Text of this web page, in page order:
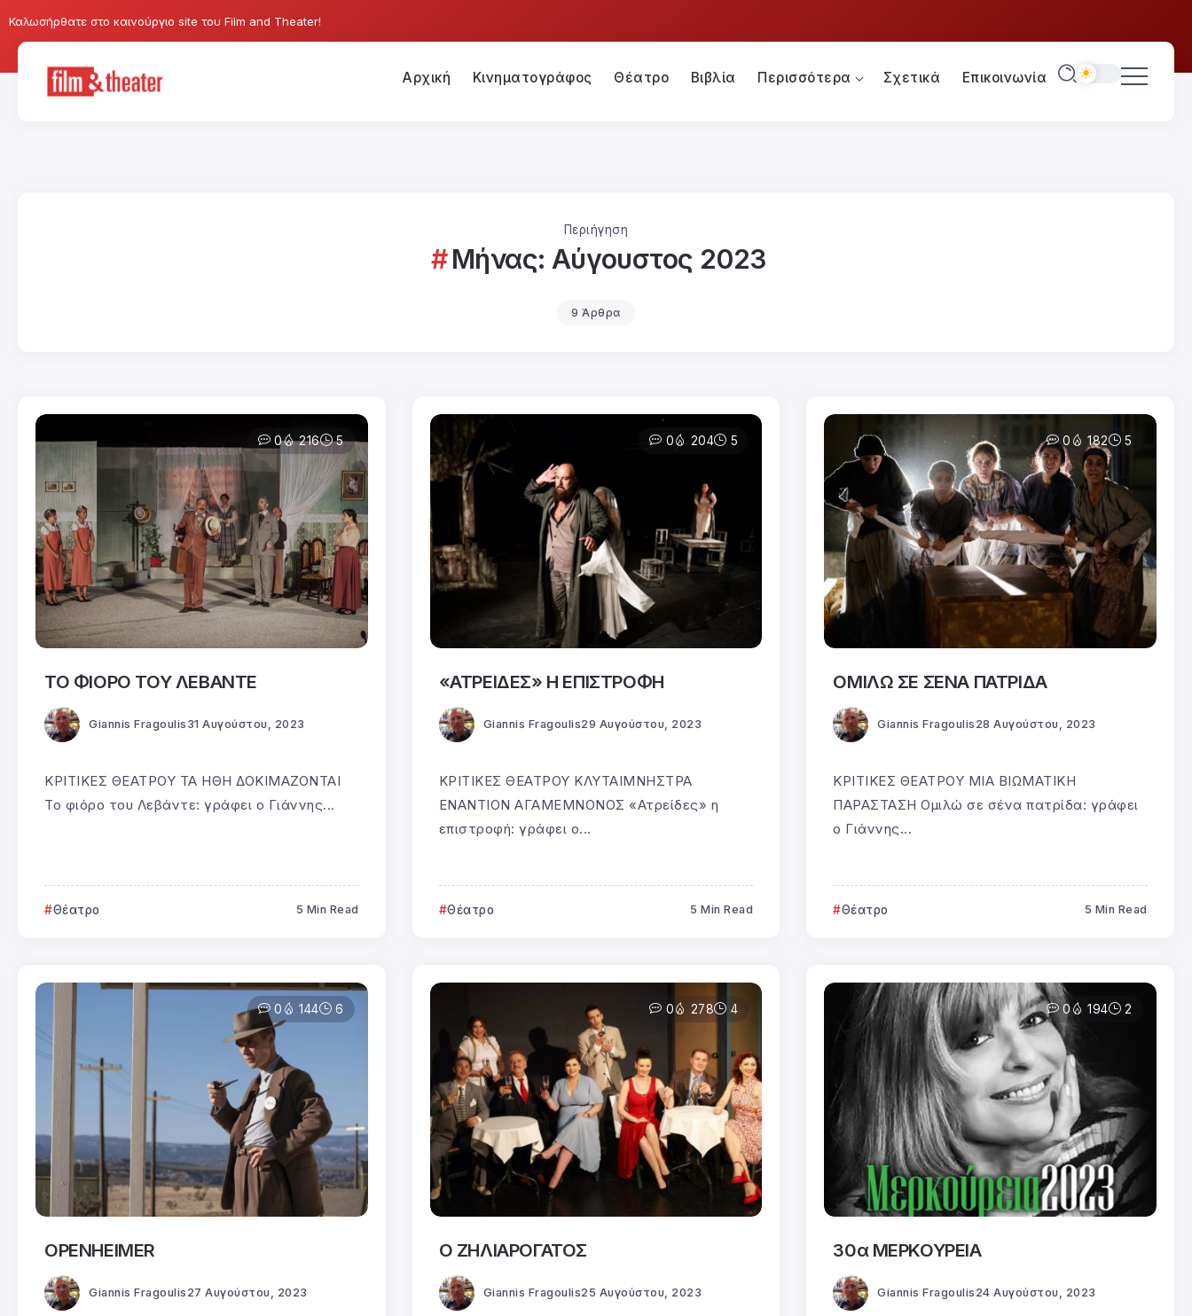
Καλωσήρθατε στο καινούργιο site του Film and Theater!
Αρχική Κινηματογράφος Θέατρο Βιβλία Περισσότερα Σχετικά Επικοινωνία
Περιήγηση
Μήνας: Αύγουστος 2023
9 Άρθρα
0 216 5
ΤΟ ΦΙΟΡΟ ΤΟΥ ΛΕΒΑΝΤΕ
Giannis Fragoulis 31 Αυγούστου, 2023
ΚΡΙΤΙΚΕΣ ΘΕΑΤΡΟΥ ΤΑ ΗΘΗ ΔΟΚΙΜΑΖΟΝΤΑΙ
Το φιόρο του Λεβάντε: γράφει ο Γιάννης...
Θέατρο 5 Min Read
0 204 5
«ΑΤΡΕΙΔΕΣ» Η ΕΠΙΣΤΡΟΦΗ
Giannis Fragoulis29 Αυγούστου, 2023
ΚΡΙΤΙΚΕΣ ΘΕΑΤΡΟΥ ΚΛΥΤΑΙΜΝΗΣΤΡΑ
ΕΝΑΝΤΙΟΝ ΑΓΑΜΕΜΝΟΝΟΣ «Ατρείδες» η
επιστροφή: γράφει ο...
Θέατρο 5 Min Read
0 182 5
ΟΜΙΛΩ ΣΕ ΣΕΝΑ ΠΑΤΡΙΔΑ
Giannis Fragoulis 28 Αυγούστου, 2023
ΚΡΙΤΙΚΕΣ ΘΕΑΤΡΟΥ ΜΙΑ ΒΙΩΜΑΤΙΚΗ
ΠΑΡΑΣΤΑΣΗ Ομιλώ σε σένα πατρίδα: γράφει
ο Γιάννης...
Θέατρο 5 Min Read
0 144 6
OPENHEIMER
Giannis Fragoulis 27 Αυγούστου, 2023
0 278 4
Ο ΖΗΛΙΑΡΟΓΑΤΟΣ
Giannis Fragoulis25 Αυγούστου, 2023
0 194 2
30α ΜΕΡΚΟΥΡΕΙΑ
Giannis Fragoulis 24 Αυγούστου, 2023